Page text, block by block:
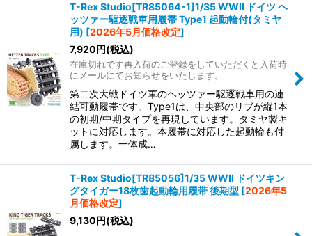
T-Rex Studio[TR85064-1]1/35 WWII ドイツ ヘ
ッツァー駆逐戦車用履帯 Type1 起動輪付(タミヤ
用) [2026年5月価格改定]
7,920円(税込)
在庫切れです再入荷のご登録をしていただくと入荷時
にメールにてお知らせをいたします。
第二次大戦ドイツ軍のヘッツァー駆逐戦車用の連
結可動履帯です。Type1は、中央部のリブが縦1本
の初期/中期タイプを再現しています。タミヤ製キ
ットに対応します。本履帯に対応した起動輪も付
属します。一体成…
T-Rex Studio[TR85056]1/35 WWII ドイツキン
グタイガー18枚歯起動輪用履帯 後期型 [2026年5
月価格改定]
9,130円(税込)